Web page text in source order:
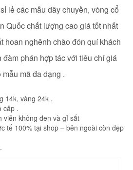
lẻ các mẫu dây chuyền, vòng cổ
Quốc chất lượng cao giá tốt nhất
hoan nghênh chào đón quí khách
phán hợp tác với tiêu chí giá
mã đa dạng .
14k, vàng 24k .
cấp .
viễn không đen và gỉ sắt
tế 100% tại shop – bên ngoài còn đẹp